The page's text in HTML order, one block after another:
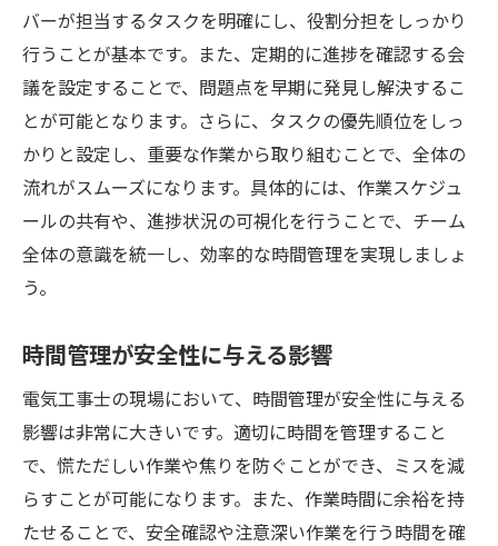
バーが担当するタスクを明確にし、役割分担をしっかり
行うことが基本です。また、定期的に進捗を確認する会
議を設定することで、問題点を早期に発見し解決するこ
とが可能となります。さらに、タスクの優先順位をしっ
かりと設定し、重要な作業から取り組むことで、全体の
流れがスムーズになります。具体的には、作業スケジュ
ールの共有や、進捗状況の可視化を行うことで、チーム
全体の意識を統一し、効率的な時間管理を実現しましょ
う。
時間管理が安全性に与える影響
電気工事士の現場において、時間管理が安全性に与える
影響は非常に大きいです。適切に時間を管理すること
で、慌ただしい作業や焦りを防ぐことができ、ミスを減
らすことが可能になります。また、作業時間に余裕を持
たせることで、安全確認や注意深い作業を行う時間を確